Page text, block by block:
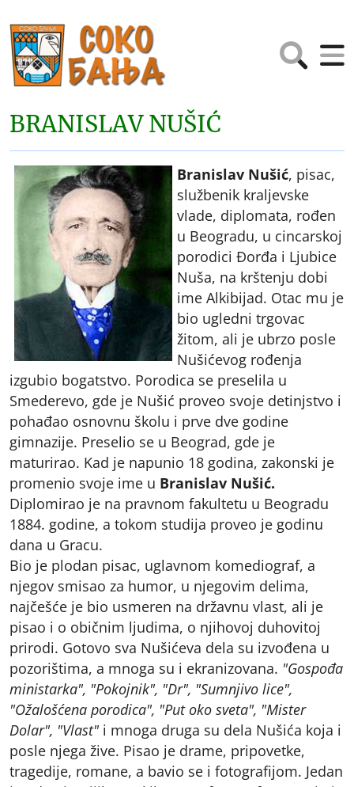
BRANISLAV NUŠIĆ
Branislav Nušić, pisac,
službenik kraljevske
vlade, diplomata, rođen
u Beogradu, u cincarskoj
porodici Đorđa i Ljubice
Nuša, na krštenju dobi
ime Alkibijad. Otac mu je
bio ugledni trgovac
žitom, ali je ubrzo posle
Nušićevog rođenja
izgubio bogatstvo. Porodica se preselila u
Smederevo, gde je Nušić proveo svoje detinjstvo i
pohađao osnovnu školu i prve dve godine
gimnazije. Preselio se u Beograd, gde je
maturirao. Kad je napunio 18 godina, zakonski je
promenio svoje ime u Branislav Nušić.
Diplomirao je na pravnom fakultetu u Beogradu
1884. godine, a tokom studija proveo je godinu
dana u Gracu.
Bio je plodan pisac, uglavnom komediograf, a
njegov smisao za humor, u njegovim delima,
najčešće je bio usmeren na državnu vlast, ali je
pisao i o običnim ljudima, o njihovoj duhovitoj
prirodi. Gotovo sva Nušićeva dela su izvođena u
pozorištima, a mnoga su i ekranizovana. "Gospođa
ministarka", "Pokojnik", "Dr", "Sumnjivo lice",
"Ožalošćena porodica", "Put oko sveta", "Mister
Dolar", "Vlast"i mnoga druga su dela Nušića koja i
posle njega žive. Pisao je drame, pripovetke,
tragedije, romane, a bavio se i fotografijom. Jedan